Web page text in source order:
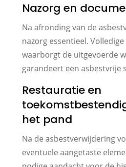
Nazorg en
Na afronding van de
nazorg essentieel.
waarborgt de uitgevoerde
garandeert een asbestvrije
Restauratie en
het pand
Na de asbestverwijdering
eventuele aangetaste